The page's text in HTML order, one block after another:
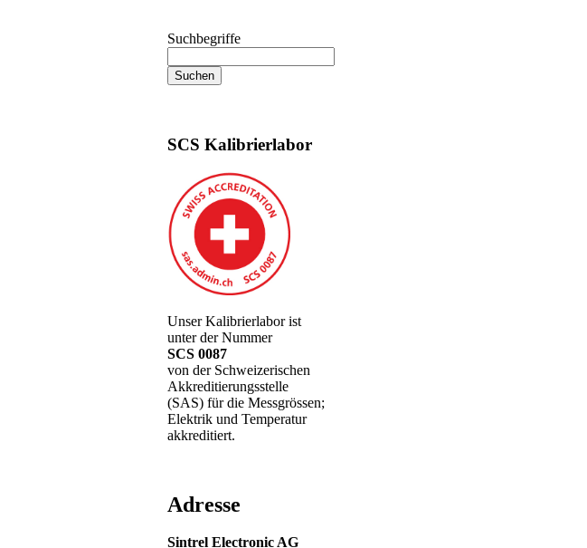
Suchbegriffe
SCS Kalibrierlabor
Unser Kalibrierlabor ist
unter der Nummer
SCS 0087
von der Schweizerischen
Akkreditierungsstelle
(SAS) für die Messgrössen;
Elektrik und Temperatur
akkreditiert.
Adresse
Sintrel Electronic AG